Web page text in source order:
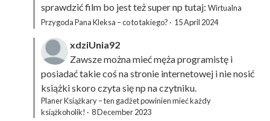
sprawdzić film bo jest też super np tutaj: Wirtualna
Przygoda Pana Kleksa – co to takiego? · 15 April 2024
xdziUnia92
Zawsze można mieć męża programistę i
posiadać takie coś na stronie internetowej i nie nosić
książki skoro czyta się np na czytniku.
Planer Książkary – ten gadżet powinien mieć każdy
książkoholik! · 8 December 2023